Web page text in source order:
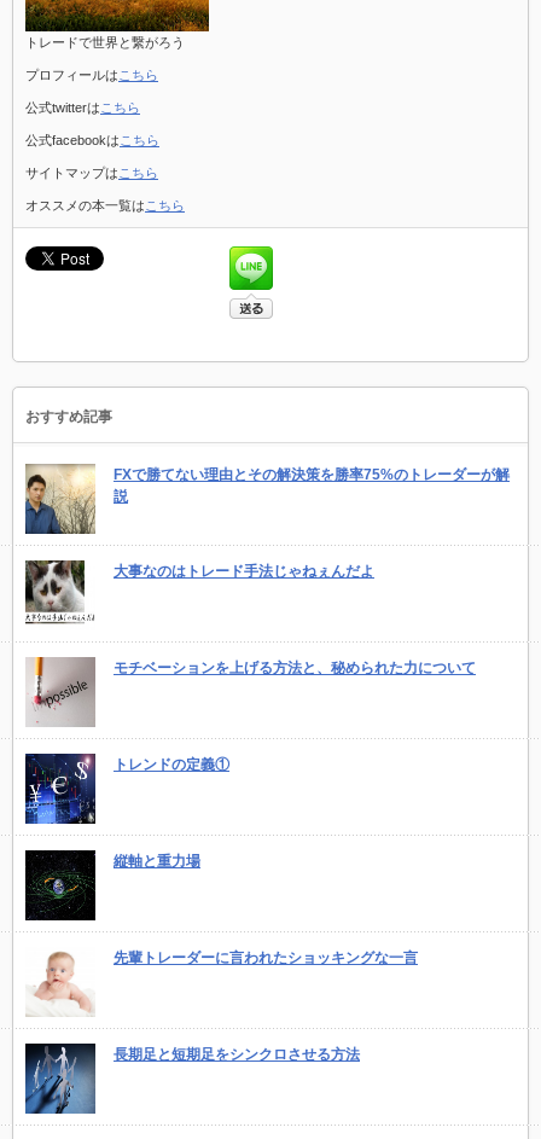
トレードで世界と繋がろう
プロフィールは こちら
公式twitterは こちら
公式facebookは こちら
サイトマップは こちら
オススメの本一覧は こちら
おすすめ記事
FXで勝てない理由とその解決策を勝率75%のトレーダーが解
説
大事なのはトレード手法じゃねぇんだよ
モチベーションを上げる方法と、秘められた力について
トレンドの定義①
縦軸と重力場
先輩トレーダーに言われたショッキングな一言
長期足と短期足をシンクロさせる方法